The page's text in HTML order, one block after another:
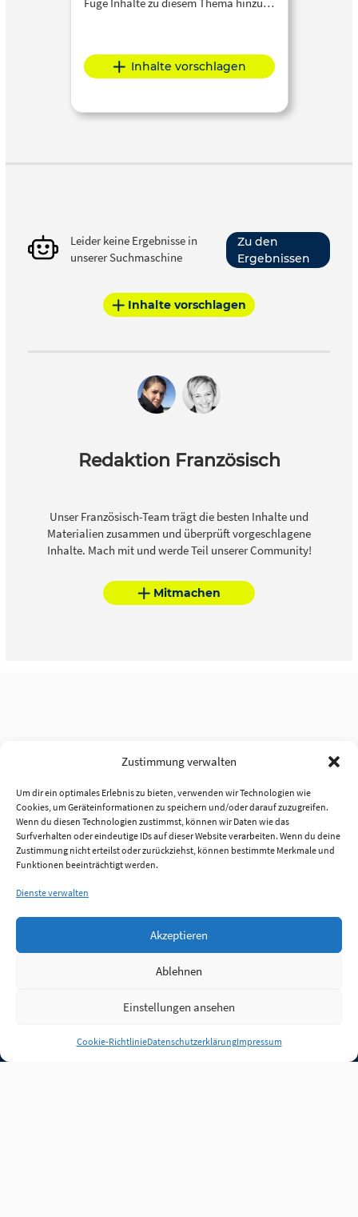
Zustimmung verwalten
Um dir ein optimales Erlebnis zu bieten, verwenden wir Technologien wie
Cookies, um Geräteinformationen zu speichern und/oder darauf zuzugreifen.
Wenn du diesen Technologien zustimmst, können wir Daten wie das
Surfverhalten oder eindeutige IDs auf dieser Website verarbeiten. Wenn du deine
Zustimmung nicht erteilst oder zurückziehst, können bestimmte Merkmale und
Funktionen beeinträchtigt werden.
Dienste verwalten
Akzeptieren
Ablehnen
Einstellungen ansehen
Cookie-RichtlinieDatenschutzerklärungImpressum
Inhalte vorschlagen
Leider keine Ergebnisse in
unserer Suchmaschine
Zu den
Ergebnissen
Inhalte vorschlagen
Redaktion Französisch
Unser Französisch-Team trägt die besten Inhalte und
Materialien zusammen und überprüft vorgeschlagene
Inhalte. Mach mit und werde Teil unserer Community!
Mitmachen
Anmelden
Jobs Partner FAQ Quellen